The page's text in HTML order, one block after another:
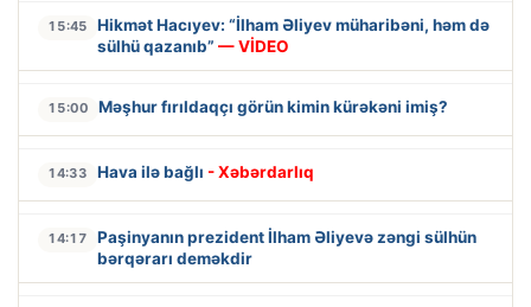
15:45
Hikmət Hacıyev: “İlham Əliyev müharibəni, həm də
sülhü qazanıb” — VİDEO
15:00 Məşhur fırıldaqçı görün kimin kürəkəni imiş?
14:33 Hava ilə bağlı - Xəbərdarlıq
14:17
Paşinyanın prezident İlham Əliyevə zəngi sülhün
bərqərarı deməkdir